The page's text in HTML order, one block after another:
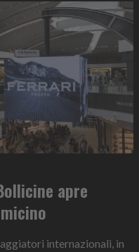
apre
internazionali, in